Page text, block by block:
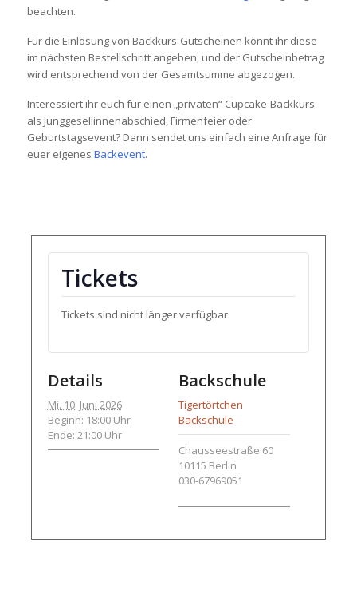
beachten.
Für die Einlösung von Backkurs-Gutscheinen könnt ihr diese
im nächsten Bestellschritt angeben, und der Gutscheinbetrag
wird entsprechend von der Gesamtsumme abgezogen.
Interessiert ihr euch für einen „privaten“ Cupcake-Backkurs
als Junggesellinnenabschied, Firmenfeier oder
Geburtstagsevent? Dann sendet uns einfach eine Anfrage für
euer eigenes Backevent.
Tickets
Tickets sind nicht länger verfügbar
Details
Mi. 10. Juni 2026
Beginn: 18:00 Uhr
Ende: 21:00 Uhr
Backschule
Tigertörtchen
Backschule
Chausseestraße 60
10115 Berlin
030-67969051